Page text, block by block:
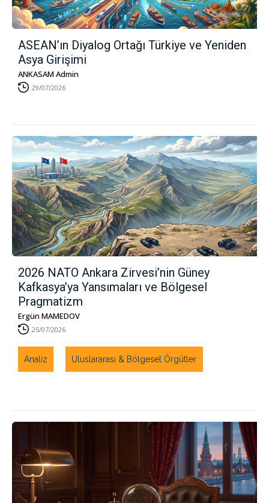
ASEAN’ın Diyalog Ortağı Türkiye ve Yeniden
Asya Girişimi
ANKASAM Admin
29/07/2026
2026 NATO Ankara Zirvesi’nin Güney
Kafkasya’ya Yansımaları ve Bölgesel
Pragmatizm
Ergün MAMEDOV
25/07/2026
Analiz Uluslararası & Bölgesel Örgütler